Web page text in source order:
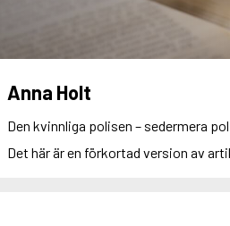
Anna Holt
Den kvinnliga polisen – sedermera
Det här är en förkortad version av